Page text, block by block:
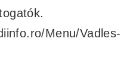
Menu/Vadles-